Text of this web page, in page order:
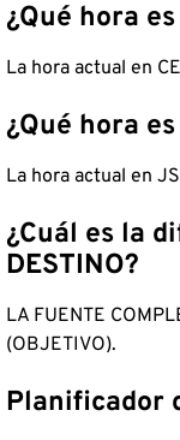
¿Qué hora
La hora actual en
¿Qué hora
La hora actual en
¿Cuál es la
DESTINO?
LA FUENTE
(OBJETIVO).
Planificador